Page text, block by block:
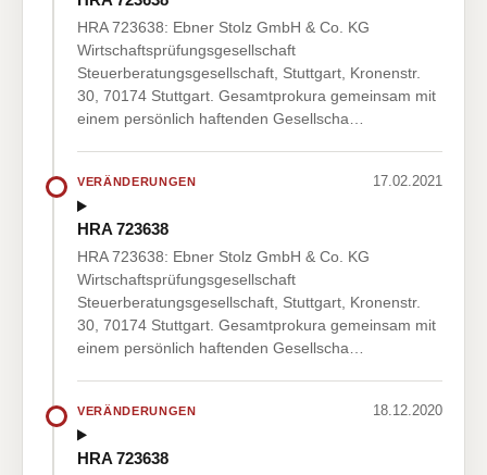
HRA 723638: Ebner Stolz GmbH & Co. KG
Wirtschaftsprüfungsgesellschaft
Steuerberatungsgesellschaft, Stuttgart, Kronenstr.
30, 70174 Stuttgart. Gesamtprokura gemeinsam mit
einem persönlich haftenden Gesellscha…
VERÄNDERUNGEN 17.02.2021
HRA 723638
HRA 723638: Ebner Stolz GmbH & Co. KG
Wirtschaftsprüfungsgesellschaft
Steuerberatungsgesellschaft, Stuttgart, Kronenstr.
30, 70174 Stuttgart. Gesamtprokura gemeinsam mit
einem persönlich haftenden Gesellscha…
VERÄNDERUNGEN 18.12.2020
HRA 723638